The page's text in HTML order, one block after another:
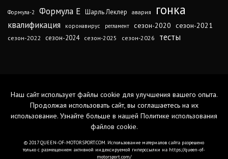
Формула-2 Формула Е Шарль Леклер авария гонка
квалификация коронавирус регламент сезон-2020 сезон-2021
сезон-2022 сезон-2024 сезон-2025 сезон-2026 тесты
Наш сайт использует файлы cookie для улучшения вашего опыта.
Продолжая использовать сайт, вы соглашаетесь на их
использование. Узнайте больше в нашей Политике использования
файлов cookie.
© 2017 QUEEN-OF-MOTORSPORT.COM. Использование материалов сайта разрешено
только с размещением активной индексируемой гиперссылки на https://queen-of-
motorsport.com/